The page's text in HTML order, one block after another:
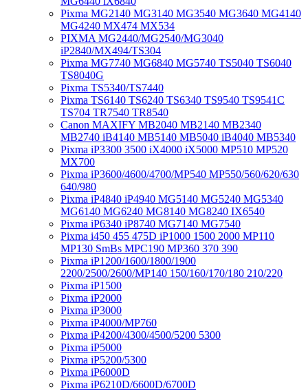
Pixma MG2140 MG3140 MG3540 MG3640 MG4140
MG4240 MX474 MX534
PIXMA MG2440/MG2540/MG3040
iP2840/MX494/TS304
Pixma MG7740 MG6840 MG5740 TS5040 TS6040
TS8040G
Pixma TS5340/TS7440
Pixma TS6140 TS6240 TS6340 TS9540 TS9541C
TS704 TR7540 TR8540
Canon MAXIFY MB2040 MB2140 MB2340
MB2740 iB4140 MB5140 MB5040 iB4040 MB5340
Pixma iP3300 3500 iX4000 iX5000 MP510 MP520
MX700
Pixma iP3600/4600/4700/MP540 MP550/560/620/630
640/980
Pixma iP4840 iP4940 MG5140 MG5240 MG5340
MG6140 MG6240 MG8140 MG8240 IX6540
Pixma iP6340 iP8740 MG7140 MG7540
Pixma i450 455 475D iP1000 1500 2000 MP110
MP130 SmBs MPC190 MP360 370 390
Pixma iP1200/1600/1800/1900
2200/2500/2600/MP140 150/160/170/180 210/220
Pixma iP1500
Pixma iP2000
Pixma iP3000
Pixma iP4000/MP760
Pixma iP4200/4300/4500/5200 5300
Pixma iP5000
Pixma iP5200/5300
Pixma iP6000D
Pixma iP6210D/6600D/6700D